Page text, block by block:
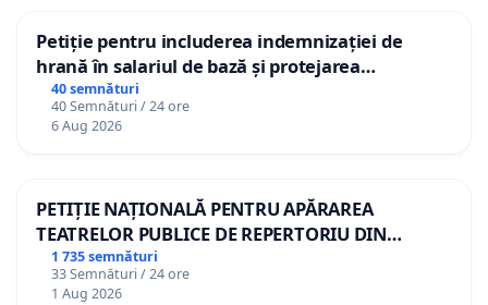
Petiție pentru includerea indemnizației de
hrană în salariul de bază și protejarea
gradațiilor de vechime pentru asistenții
personali
40 semnături
40 Semnături / 24 ore
6 Aug 2026
PETIȚIE NAȚIONALĂ PENTRU APĂRAREA
TEATRELOR PUBLICE DE REPERTORIU DIN
ROMÂNIA
1 735 semnături
33 Semnături / 24 ore
1 Aug 2026